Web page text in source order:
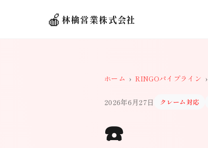
🍎 林檎営業株式会社
ホーム › RINGOパイプライン ›
2026年6月27日 クレーム対応
☎️